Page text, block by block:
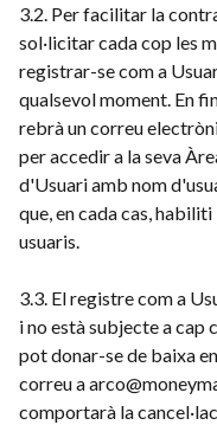
3.2. Per facilitar la
sol·licitar cada cop les
registrar-se com a
qualsevol moment. En
rebrà un correu
per accedir a la seva
d'Usuari amb nom
que, en cada cas,
usuaris.
3.3. El registre com a
i no està subjecte a cap
pot donar-se de baixa
correu a
comportarà la